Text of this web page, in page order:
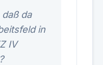
da
in
IV